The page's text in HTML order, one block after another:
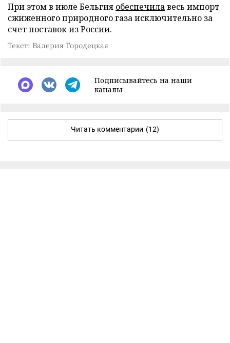
При этом в июле Бельгия обеспечилавесь импорт
сжиженного природного газа исключительно за
счет поставок из России.
Текст: Валерия Городецкая
Подписывайтесь на наши
каналы
Читать комментарии (12)